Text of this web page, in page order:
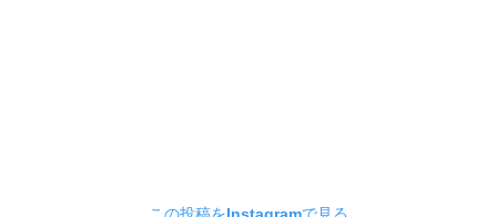
この投稿をInstagramで見る